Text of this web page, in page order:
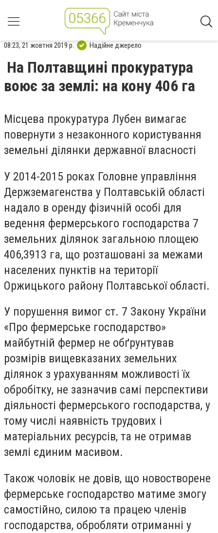
08:23, 21 жовтня 2019 р. Надійне джерело
На Полтавщині прокуратура
воює за землі: на кону 406 га
Місцева прокуратура Лубен вимагає
повернути з незаконного користування
земельні ділянки державної власності
У 2014-2015 роках Головне управління
Держземагенства у Полтавській області
надало в оренду фізичній особі для
ведення фермерського господарства 7
земельних ділянок загальною площею
406,3913 га, що розташовані за межами
населених пунктів на території
Оржицького району Полтавської області.
У порушення вимог ст. 7 Закону України
«Про фермерське господарство»
майбутній фермер не обґрунтував
розмірів вищевказаних земельних
ділянок з урахуванням можливості їх
обробітку, не зазначив самі перспективи
діяльності фермерського господарства, у
тому числі наявність трудових і
матеріальних ресурсів, та не отримав
землі єдиним масивом.
Також чоловік не довів, що новостворене
фермерське господарство матиме змогу
самостійно, силою та працею членів
господарства, обробляти отриманні у